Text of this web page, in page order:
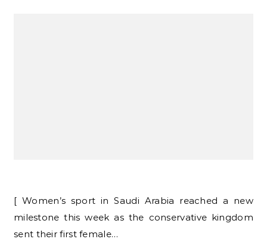
[ Women’s sport in Saudi Arabia reached a new
milestone this week as the conservative kingdom
sent their first female…